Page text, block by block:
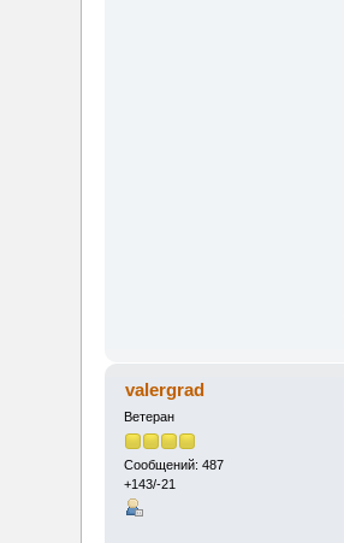
valergrad
Ветеран
Сообщений: 487
+143/-21